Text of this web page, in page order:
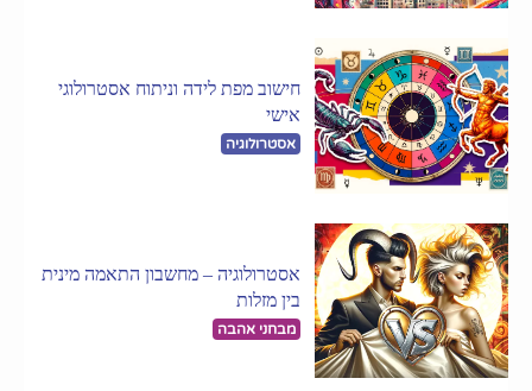
חישוב מפת לידה וניתוח אסטרולוגי
אישי
אסטרולוגיה
אסטרולוגיה – מחשבון התאמה מינית
בין מזלות
מבחני אהבה